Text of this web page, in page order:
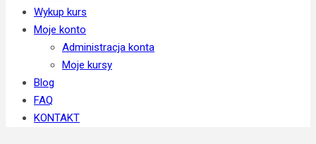
Wykup kurs
Moje konto
Administracja konta
Moje kursy
Blog
FAQ
KONTAKT